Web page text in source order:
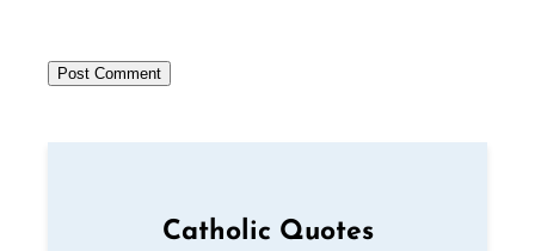
Catholic Quotes